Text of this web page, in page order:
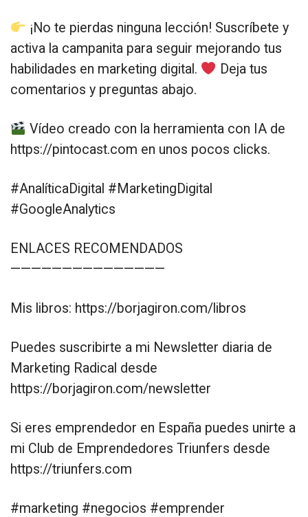
¡No te pierdas ninguna lección! Suscríbete y
activa la campanita para seguir mejorando tus
habilidades en marketing digital.
Deja tus
comentarios y preguntas abajo.
Vídeo creado con la herramienta con IA de
https://pintocast.com en unos pocos clicks.
#AnalíticaDigital #MarketingDigital
#GoogleAnalytics
ENLACES RECOMENDADOS
———————————————
Mis libros: https://borjagiron.com/libros
Puedes suscribirte a mi Newsletter diaria de
Marketing Radical desde
https://borjagiron.com/newsletter
Si eres emprendedor en España puedes unirte a
mi Club de Emprendedores Triunfers desde
https://triunfers.com
#marketing #negocios #emprender